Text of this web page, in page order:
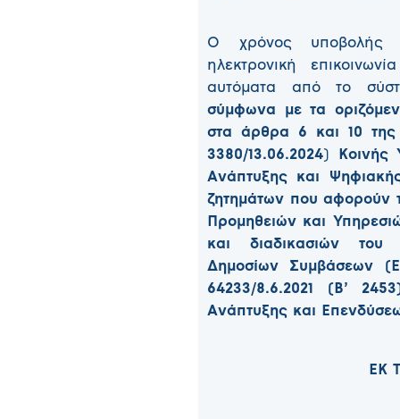
Ο χρόνος υποβολής
ηλεκτρονική
αυτόματα από το
σύμφωνα με τα
στα άρθρα 6 και 10
3380/13.06.2024)
Ανάπτυξης και
ζητημάτων που αφορούν
Προμηθειών και
και διαδικασιών του
Δημοσίων Συμβάσεων
64233/8.6.2021 (Β’
Ανάπτυξης και
ΕΚ